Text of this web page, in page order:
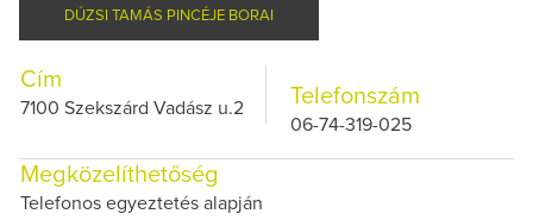
DÚZSI TAMÁS PINCÉJE BORAI
Cím
7100 Szekszárd Vadász u.2 Telefonszám
06-74-319-025
Megközelíthetőség
Telefonos egyeztetés alapján